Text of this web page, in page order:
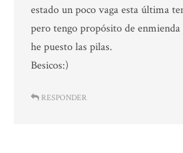
estado un poco vaga esta última
pero tengo propósito de
he puesto las pilas.
Besicos:)
RESPONDER